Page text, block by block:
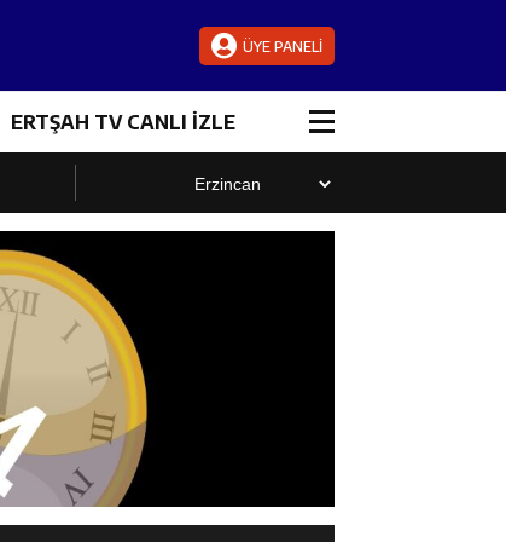
ÜYE PANELİ
ERTŞAH TV CANLI İZLE